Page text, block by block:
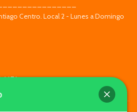
Centro. Local 2 - Lunes a Domingo
4676